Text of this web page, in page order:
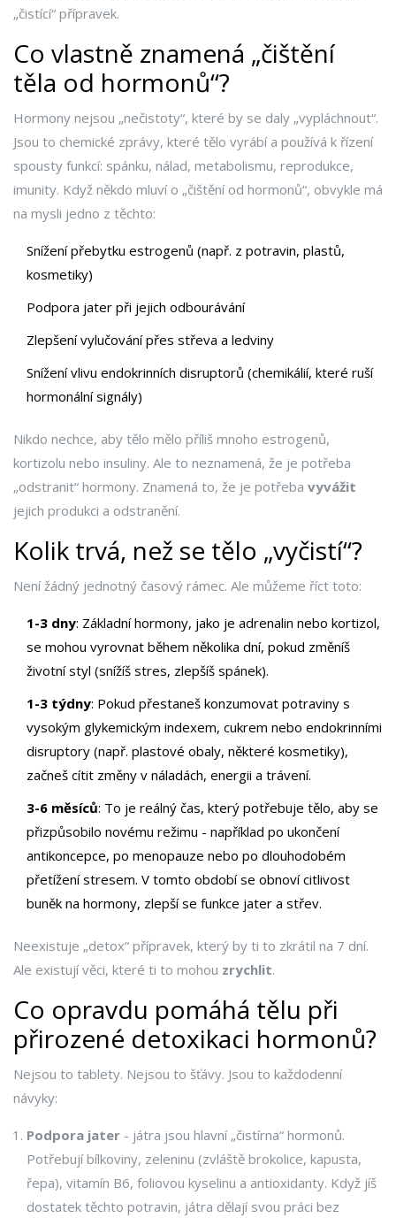
„čistící“ přípravek.
Co vlastně znamená „čištění
těla od hormonů“?
Hormony nejsou „nečistoty“, které by se daly „vypláchnout“.
Jsou to chemické zprávy, které tělo vyrábí a používá k řízení
spousty funkcí: spánku, nálad, metabolismu, reprodukce,
imunity. Když někdo mluví o „čištění od hormonů“, obvykle má
na mysli jedno z těchto:
Snížení přebytku estrogenů (např. z potravin, plastů,
kosmetiky)
Podpora jater při jejich odbourávání
Zlepšení vylučování přes střeva a ledviny
Snížení vlivu endokrinních disruptorů (chemikálií, které ruší
hormonální signály)
Nikdo nechce, aby tělo mělo příliš mnoho estrogenů,
kortizolu nebo insuliny. Ale to neznamená, že je potřeba
„odstranit“ hormony. Znamená to, že je potřeba vyvážit
jejich produkci a odstranění.
Kolik trvá, než se tělo „vyčistí“?
Není žádný jednotný časový rámec. Ale můžeme říct toto:
1-3 dny: Základní hormony, jako je adrenalin nebo kortizol,
se mohou vyrovnat během několika dní, pokud změníš
životní styl (snížíš stres, zlepšíš spánek).
1-3 týdny: Pokud přestaneš konzumovat potraviny s
vysokým glykemickým indexem, cukrem nebo endokrinními
disruptory (např. plastové obaly, některé kosmetiky),
začneš cítit změny v náladách, energii a trávení.
3-6 měsíců: To je reálný čas, který potřebuje tělo, aby se
přizpůsobilo novému režimu - například po ukončení
antikoncepce, po menopauze nebo po dlouhodobém
přetížení stresem. V tomto období se obnoví citlivost
buněk na hormony, zlepší se funkce jater a střev.
Neexistuje „detox“ přípravek, který by ti to zkrátil na 7 dní.
Ale existují věci, které ti to mohou zrychlit.
Co opravdu pomáhá tělu při
přirozené detoxikaci hormonů?
Nejsou to tablety. Nejsou to šťávy. Jsou to každodenní
návyky:
Podpora jater - játra jsou hlavní „čistírna“ hormonů.
Potřebují bílkoviny, zeleninu (zvláště brokolice, kapusta,
řepa), vitamín B6, foliovou kyselinu a antioxidanty. Když jíš
dostatek těchto potravin, játra dělají svou práci bez